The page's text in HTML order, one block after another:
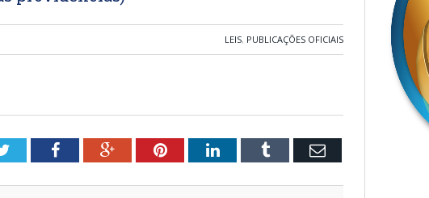
LEIS, PUBLICAÇÕES OFICIAIS
TwitterFacebookGoogle+PinterestLinkedInTumblr Email